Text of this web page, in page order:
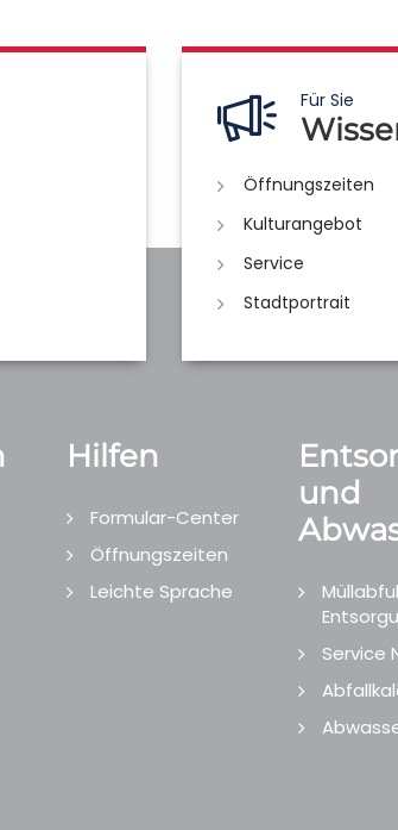
Für Sie
Öffnungszeiten
Kulturangebot
Service
Stadtportrait
Hilfen
Formular-Center
Öffnungszeiten
Leichte Sprache
und
Service